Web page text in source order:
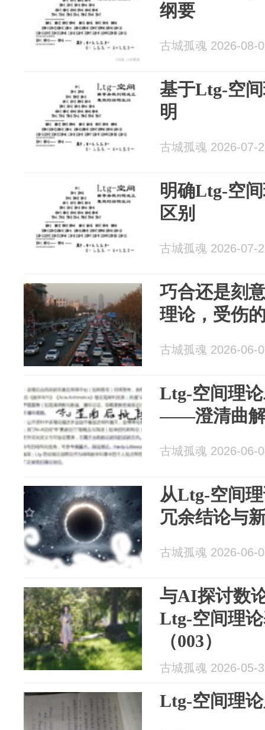
纲要
古城孤魂 2026-08-
基于Ltg-空
明
古城孤魂 2026-07-
明确Ltg-空
区别
古城孤魂 2026-07-
巧合还是刻
理论，受伤
古城孤魂 2026-06-
Ltg-空间理
——澄清曲解
古城孤魂 2026-06-
从Ltg-空间理论看­ ——
冗余结论与
古城孤魂 2026-06-
与AI探讨数
Ltg-空间理
（003）
古城孤魂 2026-05-
Ltg-空间理